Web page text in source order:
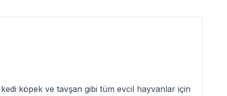
köpek ve tavşan gibi tüm evcil hayvanlar için